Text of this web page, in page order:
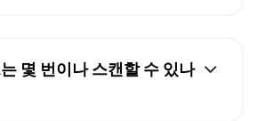
몇 번이나 스캔할 수 있나